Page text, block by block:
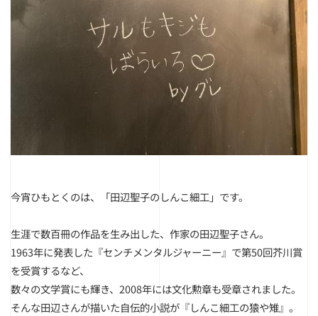
今宵ひもとくのは、「田辺聖子のしんこ細工」です。
生涯で数百冊の作品を生み出した、作家の田辺聖子さん。
1963年に発表した『センチメンタルジャーニー』で第50回芥川賞
を受賞するなど、
数々の文学賞にも輝き、2008年には文化勲章も受章されました。
そんな田辺さんが描いた自伝的小説が『しんこ細工の猿や雉』。